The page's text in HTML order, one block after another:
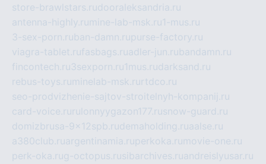
store-brawlstars.rudooraleksandria.ru
antenna-highly.ru mine-lab-msk.ru1-mus.ru
3-sex-porn.ruban-damn.rupurse-factory.ru
viagra-tablet.rufasbags.ruadler-jun.rubandamn.ru
fincontech.ru3sexporn.ru1mus.rudarksand.ru
rebus-toys.ru minelab-msk.ru rtdco.ru
seo-prodvizhenie-sajtov-stroitelnyh-kompanij.ru
card-voice.ru rulonnyygazon177.rusnow-guard.ru
domizbrusa-9x12spb.rudemaholding.ruaalse.ru
a380club.ruargentinamia.ruperkoka.ru movie-one.ru
perk-oka.rug-octopus.rusibarchives.ruandreislyusar.ru